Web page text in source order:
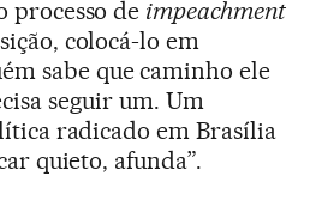
processo de impeachment
colocá-lo em
sabe que caminho ele
seguir um. Um
radicado em Brasília
quieto, afunda”.